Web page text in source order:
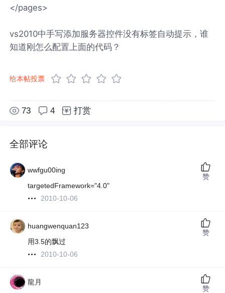
</pages>
vs2010中手写添加服务器控件没有标签自动提示，谁
知道刚怎么配置上面的代码？
给本帖投票
73 4 打赏
全部评论
wwfgu00ing
targetedFramework="4.0"
2010-10-06
赞
huangwenquan123
用3.5的飘过
2010-10-06
赞
龍月
赞